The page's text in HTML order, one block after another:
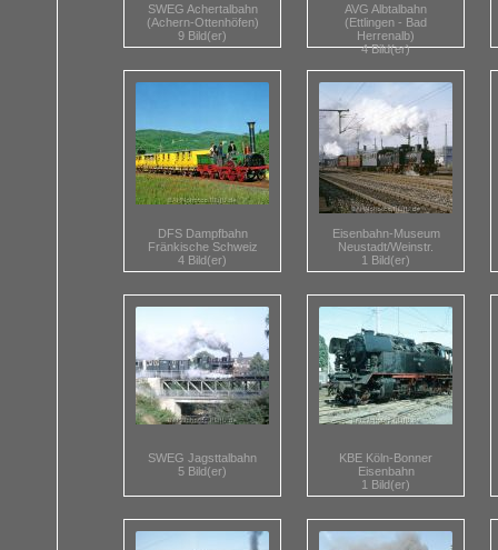
SWEG Achertalbahn
(Achern-Ottenhöfen)
9 Bild(er)
AVG Albtalbahn
(Ettlingen - Bad
Herrenalb)
4 Bild(er)
DFS Dampfbahn
Fränkische Schweiz
4 Bild(er)
Eisenbahn-Museum
Neustadt/Weinstr.
1 Bild(er)
SWEG Jagsttalbahn
5 Bild(er)
KBE Köln-Bonner
Eisenbahn
1 Bild(er)